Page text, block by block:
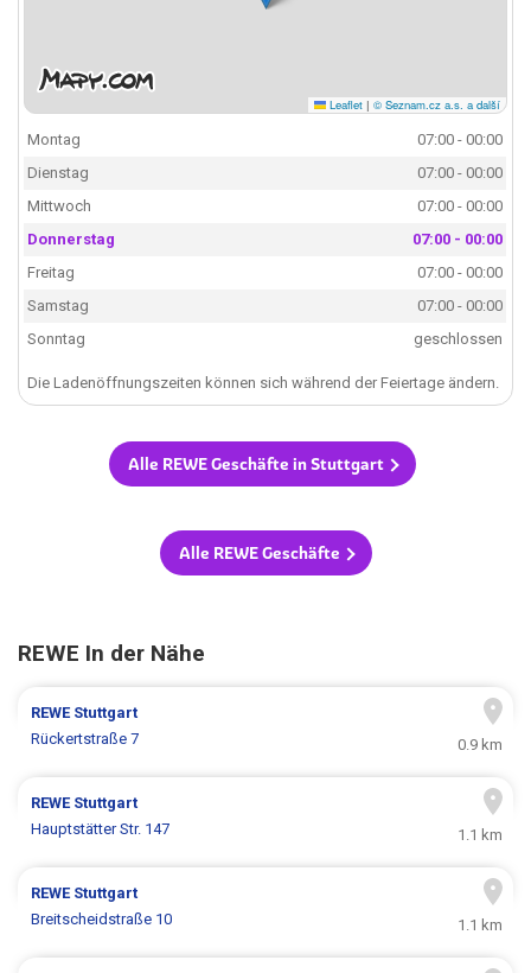
Leaflet | © Seznam.cz a.s. a další
Montag
07:00 - 00:00
Dienstag
07:00 - 00:00
Mittwoch
07:00 - 00:00
Donnerstag
07:00 - 00:00
Freitag
07:00 - 00:00
Samstag
07:00 - 00:00
Sonntag
geschlossen
Die Ladenöffnungszeiten können sich während der Feiertage ändern.
Alle REWE Geschäfte in Stuttgart
Alle REWE Geschäfte
REWE In der Nähe
REWE Stuttgart
Rückertstraße 7
0.9 km
REWE Stuttgart
Hauptstätter Str. 147
1.1 km
REWE Stuttgart
Breitscheidstraße 10
1.1 km